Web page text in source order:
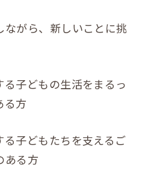
ながら、新しいことに挑
る子どもの生活をまるっ
る方
る子どもたちを支えるご
ある方